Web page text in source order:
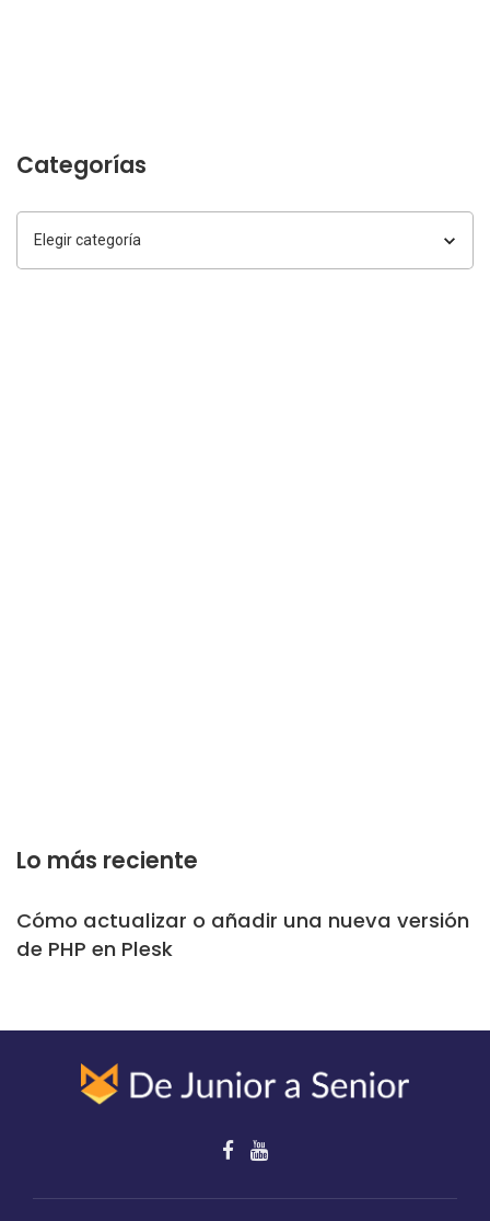
Categorías
Categorías
Lo más reciente
Cómo actualizar o añadir una nueva versión
de PHP en Plesk